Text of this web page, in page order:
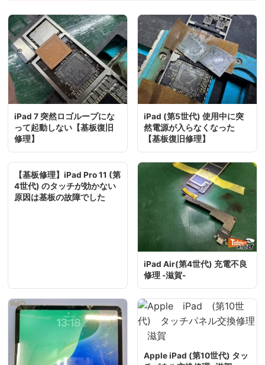
iPad 7 突然ロゴループにな
って起動しない【基板復旧
修理】
iPad (第5世代) 使用中に突
然電源が入らなくなった
【基板復旧修理】
【基板修理】iPad Pro 11 (第
4世代) のタッチが効かない
原因は基板の故障でした
iPad Air(第4世代) 充電不良
修理 -滋賀-
Apple iPad (第10世代) タッ